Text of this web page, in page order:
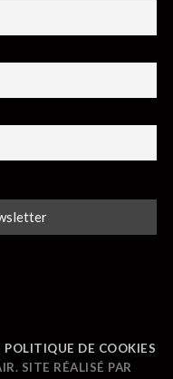
POLITIQUE DE COOKIES
SITE RÉALISÉ PAR